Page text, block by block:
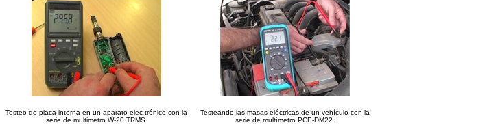
Testeo de placa interna en un aparato elec-trónico con la
serie de multimetro W-20 TRMS.
Testeando las masas eléctricas de un vehículo con la
serie de multímetro PCE-DM22.